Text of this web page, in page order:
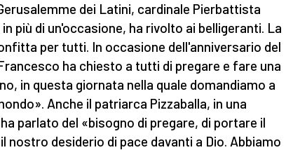
dei Latini, cardinale Pierbattista
più di un'occasione, ha rivolto ai belligeranti. La
per tutti. In occasione dell'anniversario del
ha chiesto a tutti di pregare e fare una
in questa giornata nella quale domandiamo a
Anche il patriarca Pizzaballa, in una
parlato del «bisogno di pregare, di portare il
nostro desiderio di pace davanti a Dio. Abbiamo